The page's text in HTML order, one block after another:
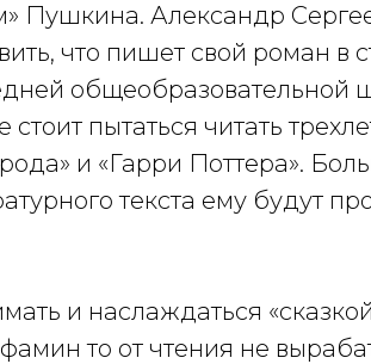
Пушкина. Александр
что пишет свой роман в
общеобразовательной
пытаться читать
и «Гарри Поттера».
текста ему будут
и наслаждаться
то от чтения не